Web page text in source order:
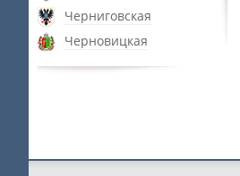
Черниговская
Черновицкая